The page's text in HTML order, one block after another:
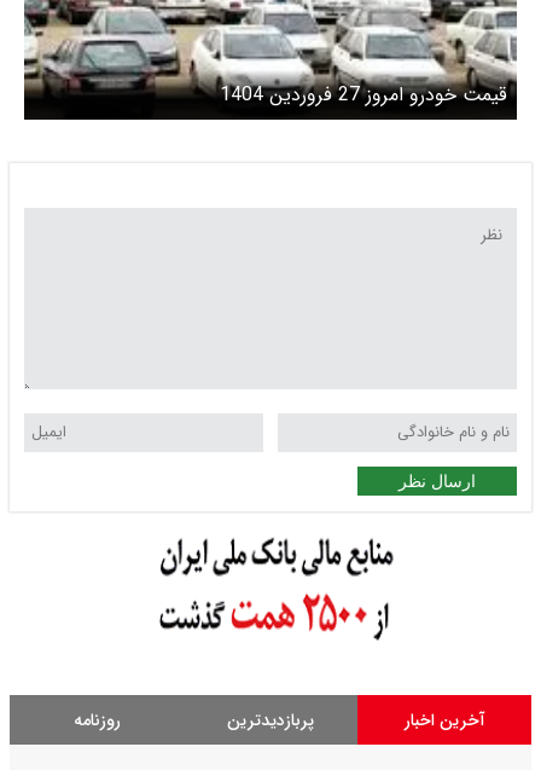
قیمت خودرو امروز 27 فروردین 1404
ارسال نظر
آخرین اخبار پربازدیدترین روزنامه